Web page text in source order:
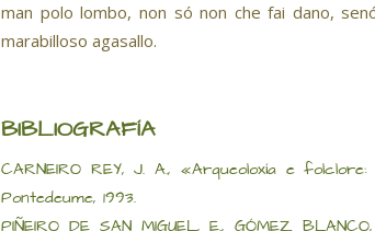
man polo lombo, non só non che fai dano,
marabilloso agasallo.
BIBLIOGRAFÍA
CARNEIRO REY, J. A., «Arqueoloxía e
Pontedeume, 1993.